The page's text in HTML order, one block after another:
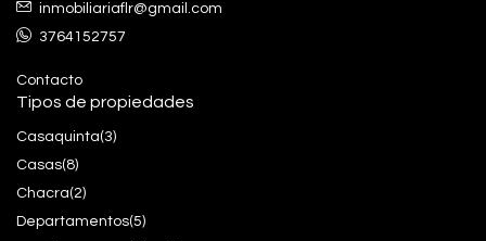
inmobiliariaflr@gmail.com
3764152757
Contacto
Tipos de propiedades
Casaquinta(3)
Casas(8)
Chacra(2)
Departamentos(5)